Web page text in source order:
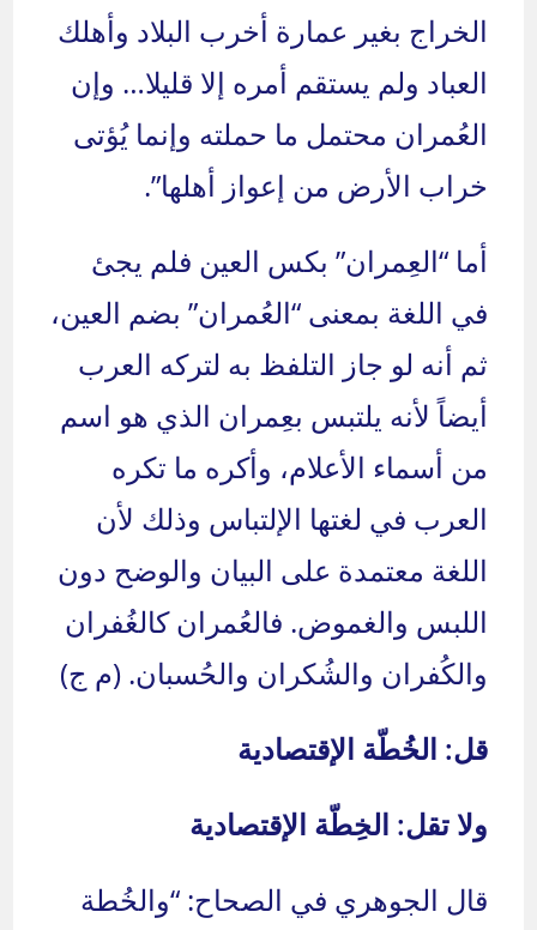
الخراج بغير عمارة أخرب البلاد وأهلك
العباد ولم يستقم أمره إلا قليلا… وإن
العُمران محتمل ما حملته وإنما يُؤتى
خراب الأرض من إعواز أهلها”.
أما “العِمران” بكس العين فلم يجئ
في اللغة بمعنى “العُمران” بضم العين،
ثم أنه لو جاز التلفظ به لتركه العرب
أيضاً لأنه يلتبس بعِمران الذي هو اسم
من أسماء الأعلام، وأكره ما تكره
العرب في لغتها الإلتباس وذلك لأن
اللغة معتمدة على البيان والوضح دون
اللبس والغموض. فالعُمران كالغُفران
والكُفران والشُكران والحُسبان. (م ج)
قل: الخُطّة الإقتصادية
ولا تقل: الخِطّة الإقتصادية
قال الجوهري في الصحاح: “والخُطة